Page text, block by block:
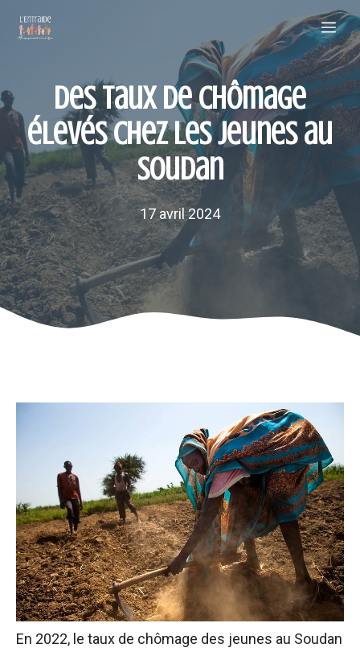
Des taux de chômage
élevés chez les jeunes au
Soudan
17 avril 2024
En 2022, le taux de chômage des jeunes au Soudan